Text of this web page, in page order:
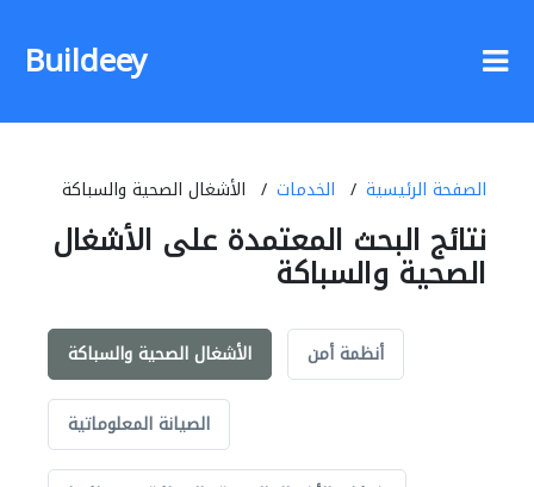
Buildeey
الصفحة الرئيسية الخدمات الأشغال الصحية والسباكة
نتائج البحث المعتمدة على الأشغال
الصحية والسباكة
الأشغال الصحية والسباكة أنظمة أمن
الصيانة المعلوماتية